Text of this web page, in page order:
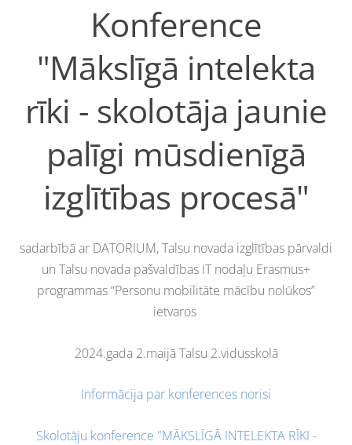
Konference
"Mākslīgā intelekta
rīki - skolotāja jaunie
palīgi mūsdienīgā
izglītības procesā"
sadarbībā ar DATORIUM, Talsu novada izglītības pārvaldi
un Talsu novada pašvaldības IT nodaļu Erasmus+
programmas “Personu mobilitāte mācību nolūkos”
ietvaros
2024.gada 2.maijā Talsu 2.vidusskolā
Informācija par konferences norisi
Skolotāju konference "MĀKSLĪGĀ INTELEKTA RĪKI -